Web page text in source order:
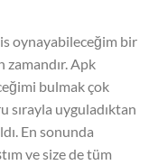
oynayabileceğim bir
zamandır. Apk
bulmak çok
sırayla uyguladıktan
En sonunda
ve size de tüm